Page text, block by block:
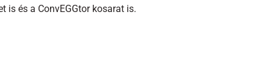
és a ConvEGGtor kosarat is.